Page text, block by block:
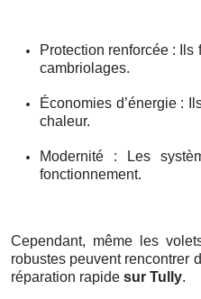
Protection renforcée :
cambriolages.
Économies d’énergie :
chaleur.
Modernité : Les
fonctionnement.
Cependant, même les
robustes peuvent rencontrer
réparation rapide sur Tully.